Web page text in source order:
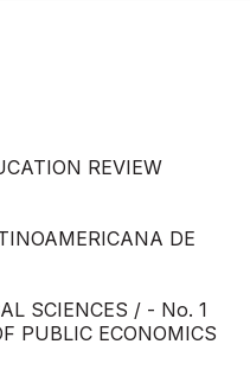
REVIEW
DE
SCIENCES / - No. 1
PUBLIC ECONOMICS